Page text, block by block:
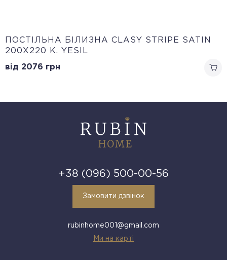
ПОСТІЛЬНА БІЛИЗНА CLASY STRIPE SATIN
200Х220 K. YESIL
від 2076 грн
+38 (096) 500-00-56
Замовити дзвінок
rubinhome001@gmail.com
Ми на карті